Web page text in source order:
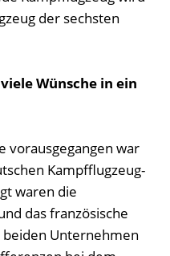
der sechsten
Wünsche in ein
vorausgegangen war
Kampfflugzeug-
waren die
das französische
Unternehmen